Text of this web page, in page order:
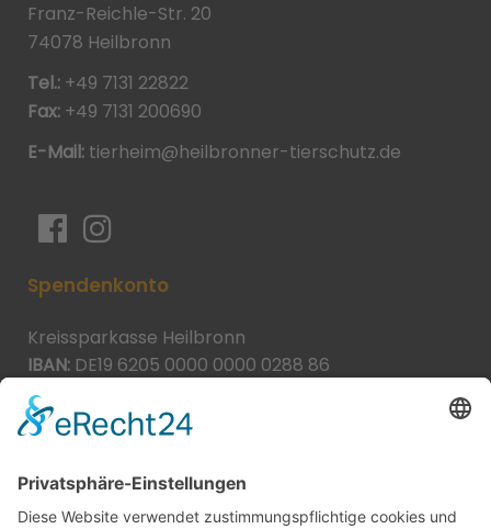
Franz-Reichle-Str. 20
74078 Heilbronn
Tel.: +49 7131 22822
Fax: +49 7131 200690
E-Mail: tierheim@heilbronner-tierschutz.de
Spendenkonto
Kreissparkasse Heilbronn
IBAN: DE19 6205 0000 0000 0288 86
BIC:
Spende direkt via PayPal
JETZT SPENDEN